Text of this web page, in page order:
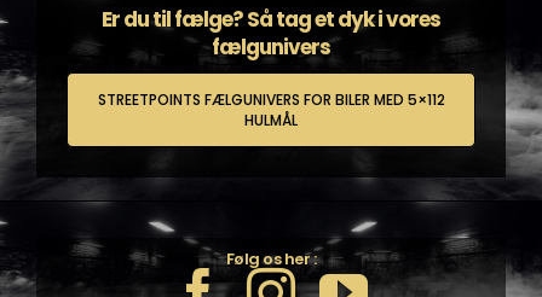
Er du til fælge? Så tag et dyk i vores
fælgunivers
STREETPOINTS FÆLGUNIVERS FOR BILER MED 5×112
HULMÅL
Følg os her :